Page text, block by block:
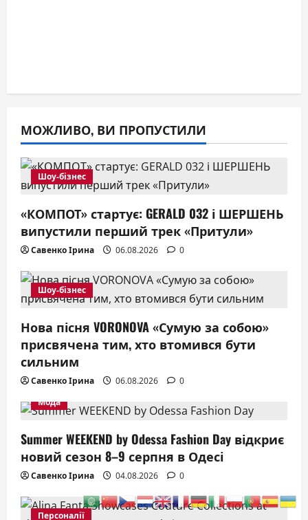
МОЖЛИВО, ВИ ПРОПУСТИЛИ
Шоу-бізнес
«КОМПОТ» стартує: GERALD 032 і ШЕРШЕНЬ
випустили перший трек «Притули»
Савенко Ірина 06.08.2026 0
Шоу-бізнес
Нова пісня VORONOVA «Сумую за собою»
присвячена тим, хто втомився бути
сильним
Савенко Ірина 06.08.2026
0
Мода
Summer WEEKEND by Odessa Fashion Day відкриє
новий сезон 8–9 серпня в Одесі
Савенко Ірина 04.08.2026 0
Персоналії